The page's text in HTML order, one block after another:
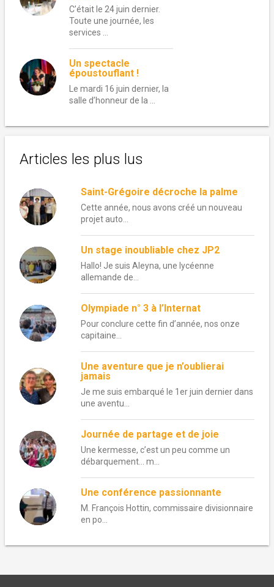
C’était le 24 juin dernier.
Toute une journée, les
services …
Un spectacle
époustouflant !
Le mardi 16 juin dernier, la
salle d’honneur de la …
Articles les plus lus
Saint-Grégoire décroche la palme
Cette année, nous avons créé un nouveau
projet auto...
Un stage inoubliable chez JP2
Hallo! Je suis Aleyna, une lycéenne
allemande de...
Olympiade n° 3 à l’Internat
Pour conclure cette fin d’année, nos onze
capitaine...
Une aventure que je n’oublierai
jamais
Je me suis embarqué le 1er juin dernier dans
une aventu...
Journée de partage et de joie
Une kermesse, c’est un peu comme un
débarquement… m...
Une conférence passionnante
M. François Hottin, commissaire divisionnaire
en po...